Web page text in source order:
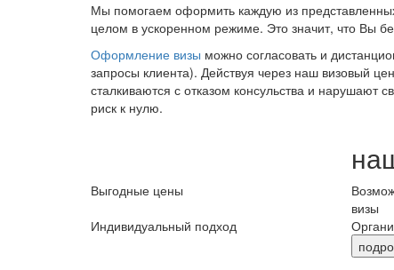
Мы помогаем оформить каждую из
целом в ускоренном режиме. Это значит, что Вы
Оформление визы можно согласовать и
запросы клиента). Действуя через наш визовый
сталкиваются с отказом консульства и нарушают
риск к нулю.
Выгодные цены
визы
Индивидуальный подход